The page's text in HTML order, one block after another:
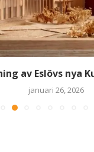
av Eslövs nya
januari 26, 2026